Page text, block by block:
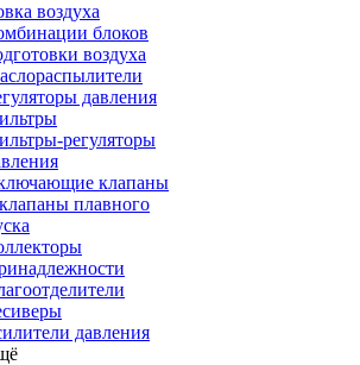
воздуха
блоков
воздуха
давления
регуляторы
клапаны
плавного
давления